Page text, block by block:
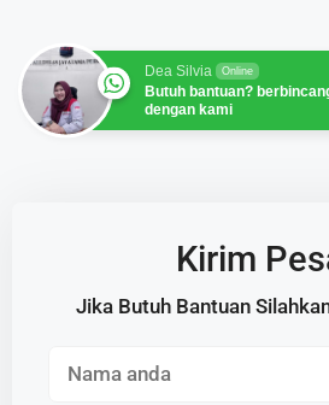
Dea Silvia Online
Butuh bantuan?
dengan kami
Kirim
Jika Butuh Bantuan